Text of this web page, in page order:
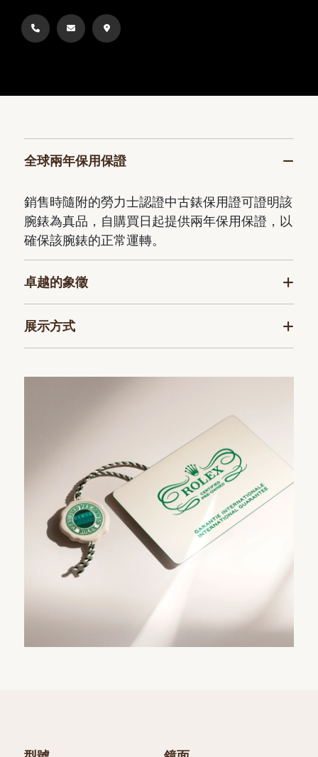
全球兩年保用保證
銷售時隨附的勞力士認證中古錶保用證可證明該
腕錶為真品，自購買日起提供兩年保用保證，以
確保該腕錶的正常運轉。
卓越的象徵
展示方式